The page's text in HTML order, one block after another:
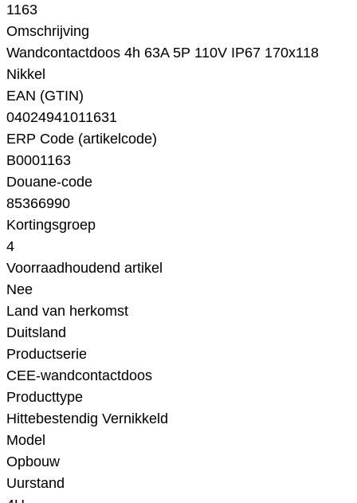
1163
Omschrijving
Wandcontactdoos 4h 63A 5P 110V IP67 170x118
Nikkel
EAN (GTIN)
04024941011631
ERP Code (artikelcode)
B0001163
Douane-code
85366990
Kortingsgroep
4
Voorraadhoudend artikel
Nee
Land van herkomst
Duitsland
Productserie
CEE-wandcontactdoos
Producttype
Hittebestendig Vernikkeld
Model
Opbouw
Uurstand